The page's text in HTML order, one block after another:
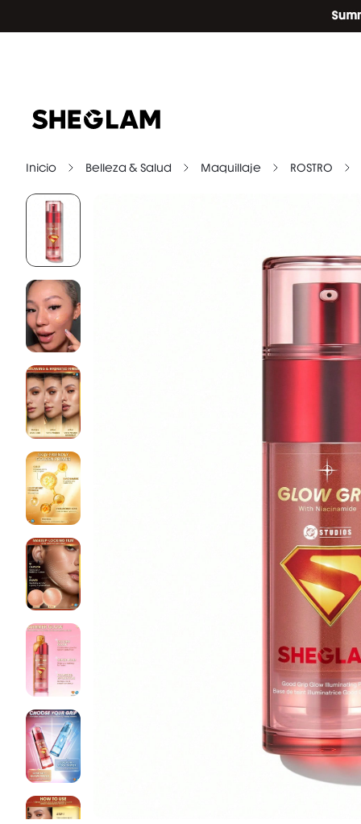
Inicio Belleza & Salud Maquillaje ROSTRO